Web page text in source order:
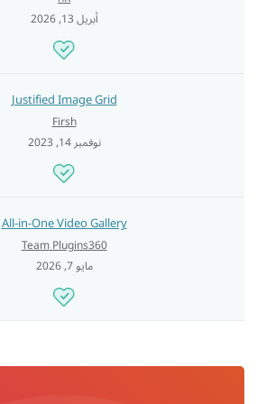
أبريل 13, 2026
Justified Image Grid
Firsh
نوفمبر 14, 2023
All-in-One Video Gallery
Team Plugins360
مايو 7, 2026